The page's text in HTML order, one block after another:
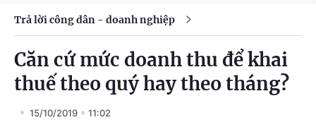
Trả lời công dân - doanh nghiệp
Căn cứ mức doanh thu để khai
thuế theo quý hay theo tháng?
15/10/2019 11:02